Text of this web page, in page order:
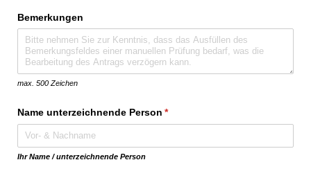
Bemerkungen
max. 500 Zeichen
Name unterzeichnende Person *
(erforderlich)
Ihr Name / unterzeichnende Person